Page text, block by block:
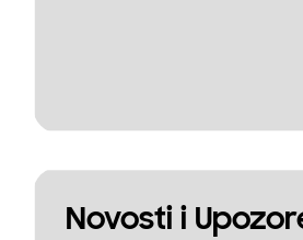
Novosti i